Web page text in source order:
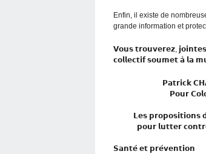
Enfin, il existe de
grande information et
𝗩𝗼𝘂𝘀 𝘁𝗿𝗼𝘂𝘃𝗲𝗿𝗲𝘇,
𝗰𝗼𝗹𝗹𝗲𝗰𝘁𝗶𝗳 𝘀𝗼𝘂𝗺𝗲𝘁 𝗮̀ 𝗹𝗮
𝗣𝗮𝘁𝗿𝗶𝗰𝗸
𝗣𝗼𝘂𝗿
𝗟𝗲𝘀 𝗽𝗿𝗼𝗽𝗼𝘀𝗶𝘁𝗶𝗼𝗻𝘀
𝗽𝗼𝘂𝗿 𝗹𝘂𝘁𝘁𝗲𝗿
𝗦𝗮𝗻𝘁𝗲́ 𝗲𝘁 𝗽𝗿𝗲́𝘃𝗲𝗻𝘁𝗶𝗼𝗻